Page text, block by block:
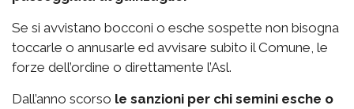
Se si avvistano bocconi o esche sospette non bisogna
toccarle o annusarle ed avvisare subito il Comune, le
forze dell’ordine o direttamente l’Asl.
Dall’anno scorso le sanzioni per chi semini esche o